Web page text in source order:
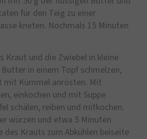
für den Teig zu einer
kneten. Nochmals 15 Minuten
Kraut und die Zwiebel in kleine
in einem Topf schmelzen,
mit Kümmel anrösten. Mit
einkochen und mit Suppe
schälen, reiben und mitkochen.
würzen und etwa 5 Minuten
des Krauts zum Abkühlen beiseite